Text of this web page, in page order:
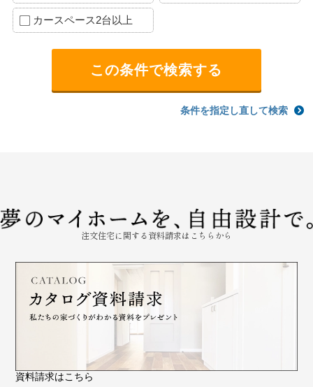
カースペース2台以上
条件を指定し直して検索
注文住宅に関する資料請求はこちらから
資料請求はこちら